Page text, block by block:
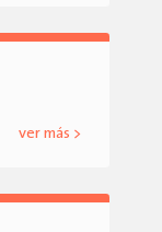
ver más >